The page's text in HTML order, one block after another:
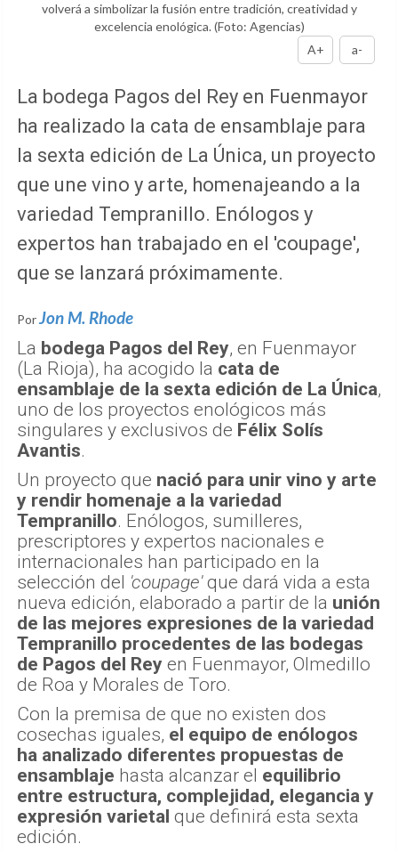
volverá a simbolizar la fusión entre tradición, creatividad y
excelencia enológica.(Foto: Agencias)
A+
a-
La bodega Pagos del Rey en Fuenmayor
ha realizado la cata de ensamblaje para
la sexta edición de La Única, un proyecto
que une vino y arte, homenajeando a la
variedad Tempranillo. Enólogos y
expertos han trabajado en el 'coupage',
que se lanzará próximamente.
PorJon M. Rhode
La bodega Pagos del Rey, en Fuenmayor
(La Rioja), ha acogido la cata de
ensamblaje de la sexta edición de La Única,
uno de los proyectos enológicos más
singulares y exclusivos de Félix Solís
Avantis.
Un proyecto que nació para unir vino y arte
y rendir homenaje a la variedad
Tempranillo. Enólogos, sumilleres,
prescriptores y expertos nacionales e
internacionales han participado en la
selección del 'coupage'que dará vida a esta
nueva edición, elaborado a partir de la unión
de las mejores expresiones de la variedad
Tempranillo procedentes de las bodegas
de Pagos del Rey en Fuenmayor, Olmedillo
de Roa y Morales de Toro.
Con la premisa de que no existen dos
cosechas iguales, el equipo de enólogos
ha analizado diferentes propuestas de
ensamblaje hasta alcanzar el equilibrio
entre estructura, complejidad, elegancia y
expresión varietal que definirá esta sexta
edición.